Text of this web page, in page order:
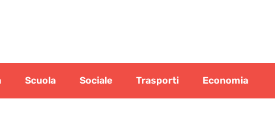
Scuola Sociale Trasporti Economia